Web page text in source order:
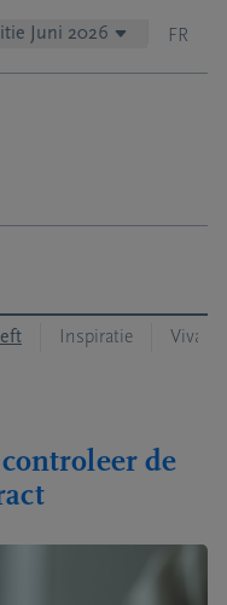
Juni 2026 FR
Inspiratie Viva!
de